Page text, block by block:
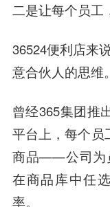
二是让每个员工
36524便利店来
意合伙人的思维
曾经365集团推
平台上，每个员
商品——公司为
在商品库中任
率。